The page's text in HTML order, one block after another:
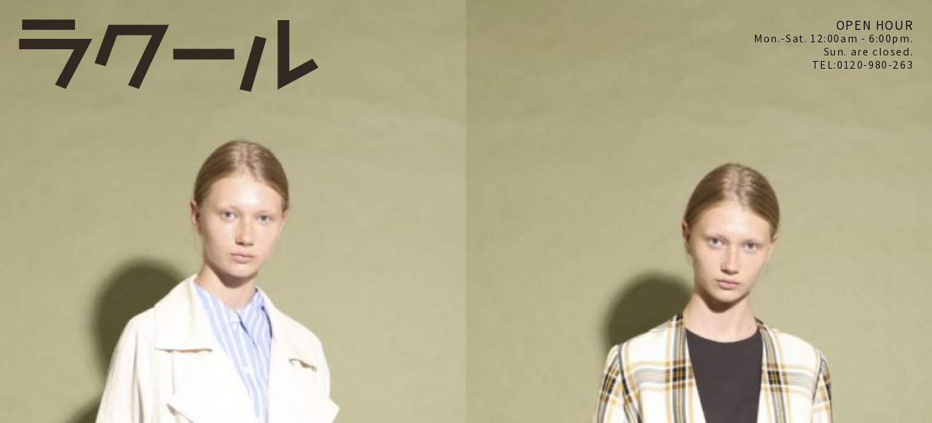
OPEN HOUR
Mon.-Sat. 12:00am - 6:00pm.
Sun. are closed.
TEL:0120-980-263